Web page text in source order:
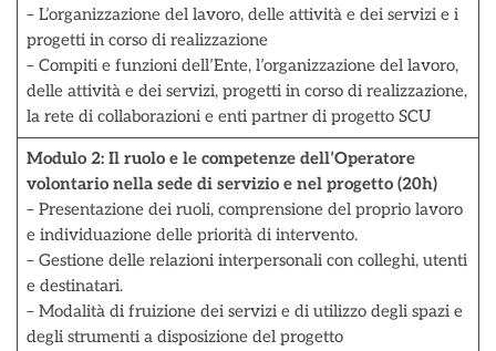
– L’organizzazione del lavoro, delle attività e dei servizi e i
progetti in corso di realizzazione
– Compiti e funzioni dell’Ente, l’organizzazione del lavoro,
delle attività e dei servizi, progetti in corso di realizzazione,
la rete di collaborazioni e enti partner di progetto SCU
Modulo 2: Il ruolo e le competenze dell’Operatore
volontario nella sede di servizio e nel progetto (20h)
– Presentazione dei ruoli, comprensione del proprio lavoro
e individuazione delle priorità di intervento.
– Gestione delle relazioni interpersonali con colleghi, utenti
e destinatari.
– Modalità di fruizione dei servizi e di utilizzo degli spazi e
degli strumenti a disposizione del progetto